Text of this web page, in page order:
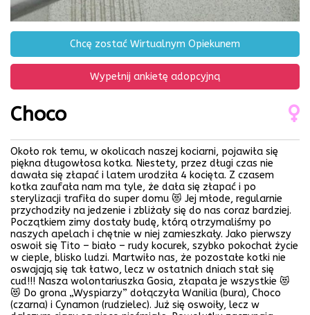
Chcę zostać Wirtualnym Opiekunem
Wypełnij ankietę adopcyjną
Choco
Około rok temu, w okolicach naszej kociarni, pojawiła się
piękna długowłosa kotka. Niestety, przez długi czas nie
dawała się złapać i latem urodziła 4 kocięta. Z czasem
kotka zaufała nam ma tyle, że dała się złapać i po
sterylizacji trafiła do super domu 😻 Jej młode, regularnie
przychodziły na jedzenie i zbliżały się do nas coraz bardziej.
Początkiem zimy dostały budę, którą otrzymaliśmy po
naszych apelach i chętnie w niej zamieszkały. Jako pierwszy
oswoił się Tito – biało – rudy kocurek, szybko pokochał życie
w cieple, blisko ludzi. Martwiło nas, że pozostałe kotki nie
oswajają się tak łatwo, lecz w ostatnich dniach stał się
cud!!! Nasza wolontariuszka Gosia, złapała je wszystkie 😻
😻 Do grona „Wyspiarzy” dołączyła Wanilia (bura), Choco
(czarna) i Cynamon (rudzielec). Już się oswoiły, lecz w